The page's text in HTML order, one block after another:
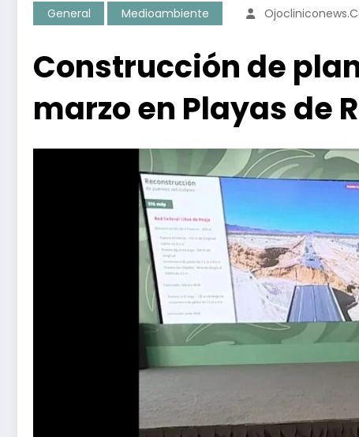
General Medioambiente
Construcción de
marzo en Playas de